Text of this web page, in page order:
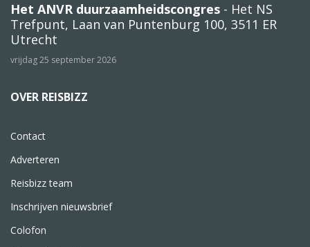
Het ANVR duurzaamheidscongres - Het NS
Trefpunt, Laan van Puntenburg 100, 3511 ER
Utrecht
vrijdag 25 september 2026
OVER REISBIZZ
Contact
Adverteren
Reisbizz team
Inschrijven nieuwsbrief
Colofon